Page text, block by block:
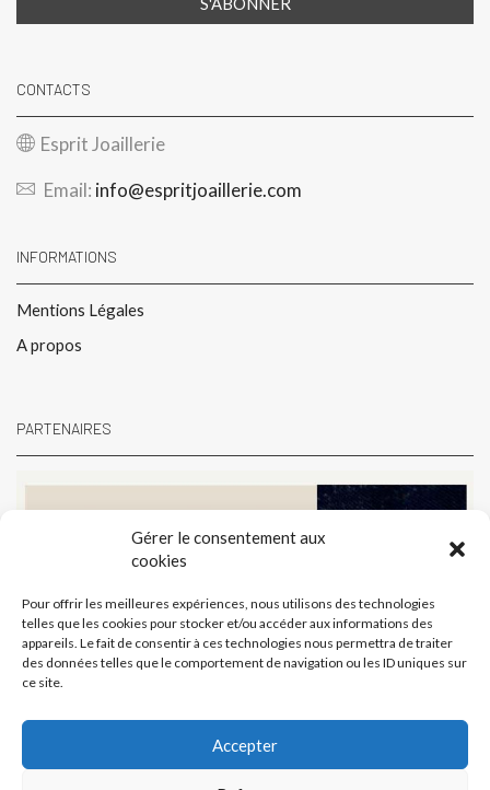
Gérer le consentement aux
cookies
Pour offrir les meilleures expériences, nous utilisons des technologies
telles que les cookies pour stocker et/ou accéder aux informations des
appareils. Le fait de consentir à ces technologies nous permettra de traiter
des données telles que le comportement de navigation ou les ID uniques sur
ce site.
Accepter
CONTACTS
Esprit Joaillerie
Email: info@espritjoaillerie.com
INFORMATIONS
Mentions Légales
A propos
PARTENAIRES